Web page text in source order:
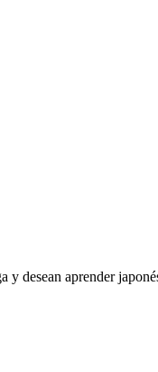
desean aprender